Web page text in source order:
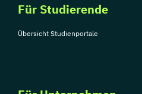
Für Studierende
Übersicht Studienportale